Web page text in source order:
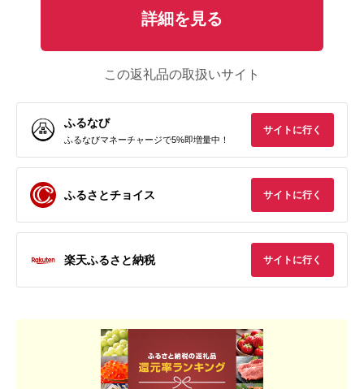
詳細を見る
この返礼品の取扱いサイト
ふるなび
ふるなびマネーチャージで5%即増量中！
サイトに行く
ふるさとチョイス サイトに行く
楽天ふるさと納税 サイトに行く